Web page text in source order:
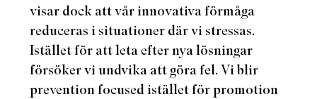
visar dock att vår innovativa förmåga
reduceras i situationer där vi stressas.
Istället för att leta efter nya lösningar
försöker vi undvika att göra fel. Vi blir
prevention focused istället för promotion